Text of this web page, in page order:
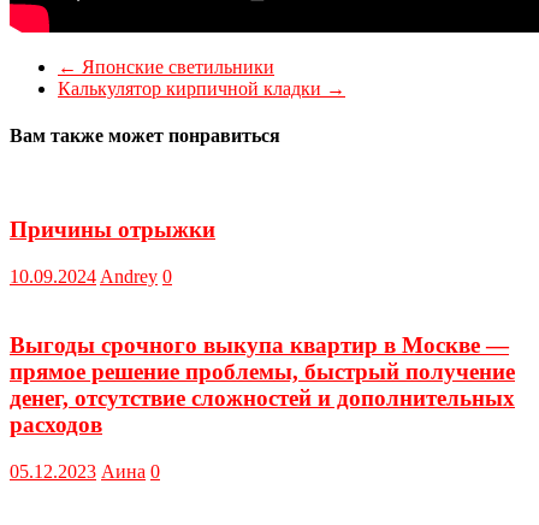
← Японские светильники
Калькулятор кирпичной кладки →
Вам также может понравиться
Причины отрыжки
10.09.2024 Andrey 0
Выгоды срочного выкупа квартир в Москве —
прямое решение проблемы, быстрый получение
денег, отсутствие сложностей и дополнительных
расходов
05.12.2023 Аина 0